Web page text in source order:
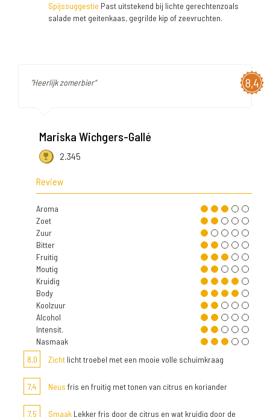
Spijssuggestie Past uitstekend bij lichte gerechtenzoals
salade met geitenkaas, gegrilde kip of zeevruchten.
8,4
"Heerlijk zomerbier"
Mariska Wichgers-Gallé
2.345
Review
Aroma
Zoet
Zuur
Bitter
Fruitig
Moutig
Kruidig
Body
Koolzuur
Alcohol
Intensit.
Nasmaak
8,0
Zicht licht troebel met een mooie volle schuimkraag
7,4 Neus fris en fruitig met tonen van citrus en koriander
7,5 Smaak Lekker fris door de citrus en wat kruidig door de